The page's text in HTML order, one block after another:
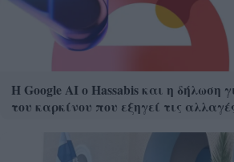
Η Google ΑΙ ο Hassabis και η δήλωση
του καρκίνου που εξηγεί τις